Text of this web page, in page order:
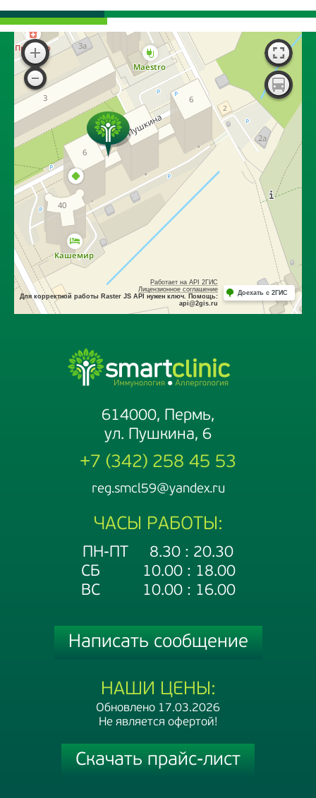
614000, Пермь,
ул. Пушкина, 6
+7 (342) 258 45 53
reg.smcl59@yandex.ru
ЧАСЫ РАБОТЫ:
ПН-ПТ 8.30 : 20.30
СБ 10.00 : 18.00
ВС 10.00 : 16.00
Написать сообщение
НАШИ ЦЕНЫ:
Обновлено 17.03.2026
Не является офертой!
Скачать прайс-лист